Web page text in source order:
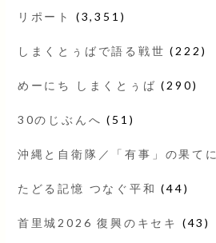
リポート (3,351)
しまくとぅばで語る戦世 (222)
めーにち しまくとぅば (290)
30のじぶんへ (51)
沖縄と自衛隊／「有事」の果てに
たどる記憶 つなぐ平和 (44)
首里城2026 復興のキセキ (43)